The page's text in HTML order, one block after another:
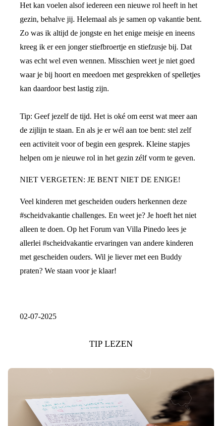
Het kan voelen alsof iedereen een nieuwe rol heeft in het
gezin, behalve jij. Helemaal als je samen op vakantie bent.
Zo was ik altijd de jongste en het enige meisje en ineens
kreeg ik er een jonger stiefbroertje en stiefzusje bij. Dat
was echt wel even wennen. Misschien weet je niet goed
waar je bij hoort en meedoen met gesprekken of spelletjes
kan daardoor best lastig zijn.
Tip: Geef jezelf de tijd. Het is oké om eerst wat meer aan
de zijlijn te staan. En als je er wél aan toe bent: stel zelf
een activiteit voor of begin een gesprek. Kleine stapjes
helpen om je nieuwe rol in het gezin zélf vorm te geven.
NIET VERGETEN: JE BENT NIET DE ENIGE!
Veel kinderen met gescheiden ouders herkennen deze
#scheidvakantie challenges. En weet je? Je hoeft het niet
alleen te doen. Op het Forum van Villa Pinedo lees je
allerlei #scheidvakantie ervaringen van andere kinderen
met gescheiden ouders. Wil je liever met een Buddy
praten? We staan voor je klaar!
02-07-2025
TIP LEZEN